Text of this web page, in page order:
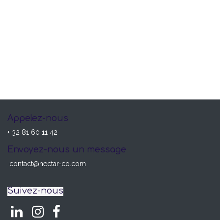
Appelez-nous
+ 32 81 60 11 42
Envoyez-nous un message
contact@nectar-co.com
Suivez-nous